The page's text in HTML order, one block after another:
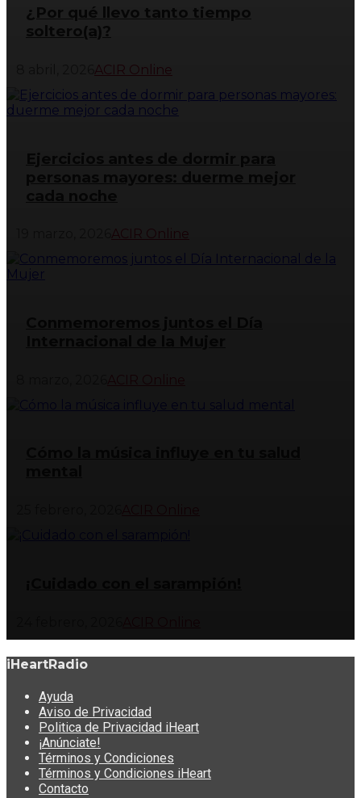
¿Por qué llevo tanto tiempo
soltero(a)?
ACIR Online
ACIR Online
iHeartRadio
Ayuda
Aviso de Privacidad
Politica de Privacidad iHeart
¡Anúnciate!
Términos y Condiciones
Términos y Condiciones iHeart
Contacto